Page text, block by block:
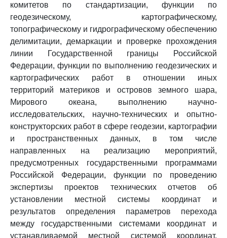
комитетов по стандартизации, функции по
геодезическому, картографическому,
топографическому и гидрографическому обеспечению
делимитации, демаркации и проверке прохождения
линии Государственной границы Российской
Федерации, функции по выполнению геодезических и
картографических работ в отношении иных
территорий материков и островов земного шара,
Мирового океана, выполнению научно-
исследовательских, научно-технических и опытно-
конструкторских работ в сфере геодезии, картографии
и пространственных данных, в том числе
направленных на реализацию мероприятий,
предусмотренных государственными программами
Российской Федерации, функции по проведению
экспертизы проектов технических отчетов об
установлении местной системы координат и
результатов определения параметров перехода
между государственными системами координат и
устанавливаемой местной системой координат,